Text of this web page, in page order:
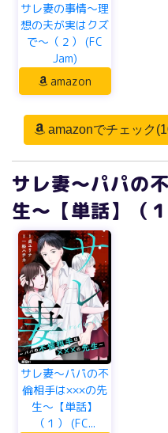
サレ妻の事情～理
想の夫が実はクズ
で～（２） (FC
Jam)
amazon
amazonでチェック
サレ妻～パパの
生～【単話】（
サレ妻～パパの不
倫相手は×××の先
生～【単話】
（１） (FC...